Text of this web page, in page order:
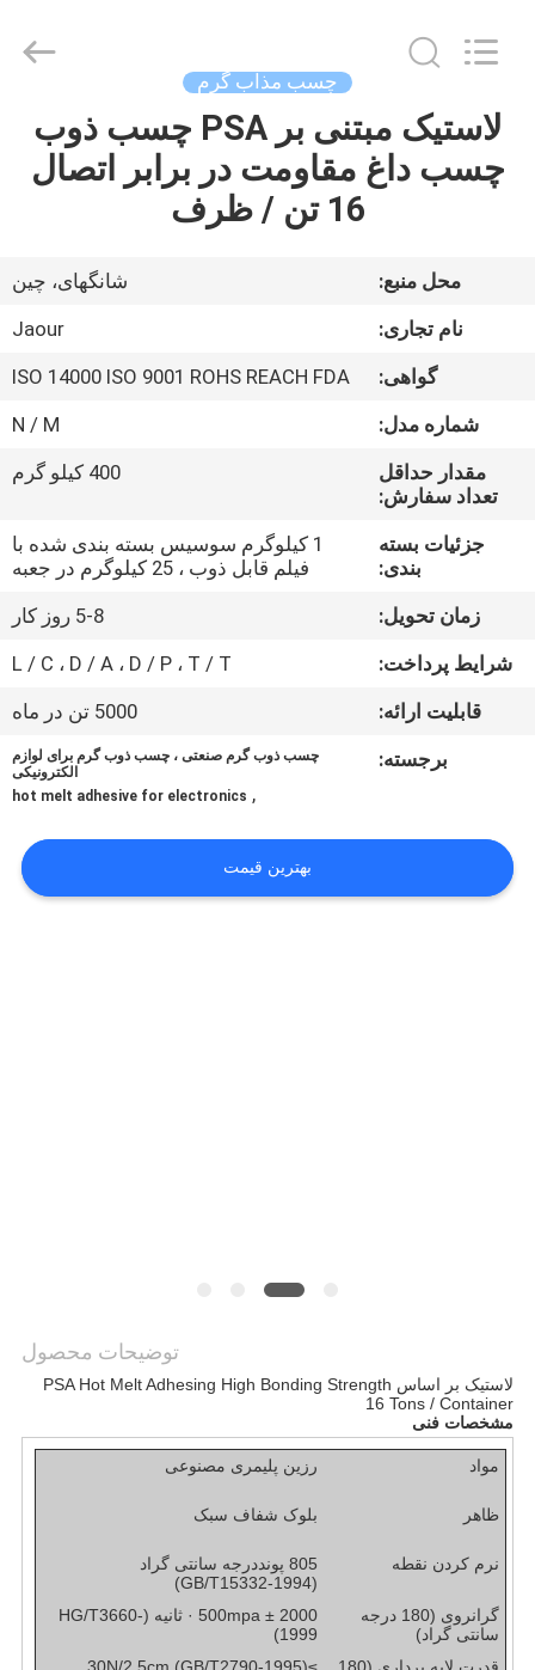
خانه
درباره
کارخانه
کنترل
کیفیت
ما
تماس
اخبار
پرونده
خصوصی
Adhesive
Products
Rights
Reserved.
چسب مذاب گرم
لاستیک مبتنی بر PSA چسب ذوب
چسب داغ مقاومت در برابر اتصال
16 تن / ظرف
محل منبع:
شانگهای، چین
نام تجاری:
Jaour
گواهی:
ISO 14000 ISO 9001 ROHS REACH FDA
شماره مدل:
N / M
مقدار حداقل
تعداد سفارش:
400 کیلو گرم
جزئیات بسته
بندی:
1 کیلوگرم سوسیس بسته بندی شده با
فیلم قابل ذوب ، 25 کیلوگرم در جعبه
زمان تحویل:
5-8 روز کار
شرایط پرداخت:
L / C ، D / A ، D / P ، T / T
قابلیت ارائه:
5000 تن در ماه
برجسته:
چسب ذوب گرم صنعتی ، چسب ذوب گرم برای لوازم
الکترونیکی
,
hot melt adhesive for electronics
بهترین قیمت
توضیحات محصول
لاستیک بر اساس PSA Hot Melt Adhesing High Bonding Strength
16 Tons / Container
مشخصات فنی
مواد رزین پلیمری مصنوعی
ظاهر بلوک شفاف سبک
نرم کردن نقطه 805 پوند
درجه سانتی گراد
(GB/T15332-1994)
گرانروی (180 درجه
سانتی گراد)
2000 ± 500mpa · ثانیه (HG/T3660-
1999)